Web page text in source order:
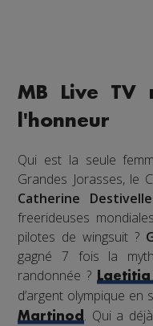
MB Live TV
l'honneur
Qui est la seule
Grandes Jorasses, le
Catherine Destivelle
freerideuses
pilotes de wingsuit ?
gagné 7 fois la
randonnée ?
d’argent olympique en
Martinod . Qui a